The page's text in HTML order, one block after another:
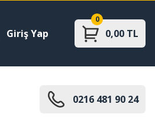
Giriş Yap 0,00 TL
0
0216 481 90 24